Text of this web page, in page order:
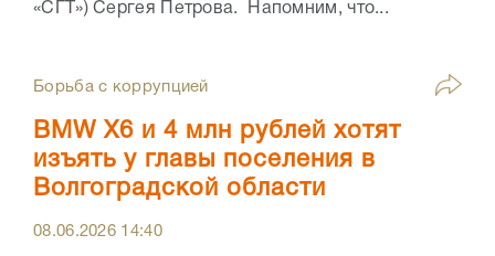
«СГТ») Сергея Петрова. Напомним, что...
Борьба с коррупцией
BMW X6 и 4 млн рублей хотят
изъять у главы поселения в
Волгоградской области
08.06.2026 14:40